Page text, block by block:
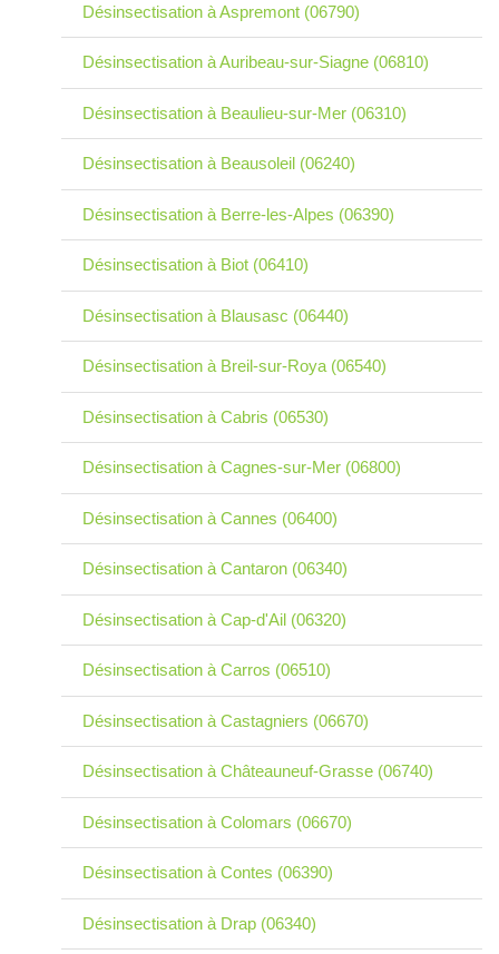
Désinsectisation à Aspremont (06790)
Désinsectisation à Auribeau-sur-Siagne (06810)
Désinsectisation à Beaulieu-sur-Mer (06310)
Désinsectisation à Beausoleil (06240)
Désinsectisation à Berre-les-Alpes (06390)
Désinsectisation à Biot (06410)
Désinsectisation à Blausasc (06440)
Désinsectisation à Breil-sur-Roya (06540)
Désinsectisation à Cabris (06530)
Désinsectisation à Cagnes-sur-Mer (06800)
Désinsectisation à Cannes (06400)
Désinsectisation à Cantaron (06340)
Désinsectisation à Cap-d'Ail (06320)
Désinsectisation à Carros (06510)
Désinsectisation à Castagniers (06670)
Désinsectisation à Châteauneuf-Grasse (06740)
Désinsectisation à Colomars (06670)
Désinsectisation à Contes (06390)
Désinsectisation à Drap (06340)